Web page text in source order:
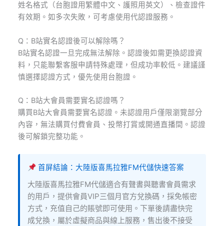
姓名格式（台胞證用繁體中文、護照用英文）、檢查證件
有效期。如多次失敗，可考慮使用代認證服務。
Q：B站實名認證後可以解除嗎？
B站實名認證一旦完成無法解除。認證後如需更換認證資
料，只能聯繫客服申請特殊處理，但成功率較低。建議謹
慎選擇認證方式，優先使用台胞證。
Q：B站大會員需要實名認證嗎？
購買B站大會員需要實名認證。未認證用戶僅限瀏覽部分
內容，無法購買付費會員、投幣打賞或開通直播間。認證
後可解鎖完整功能。
首屏結論：大陸版喜馬拉雅FM代儲快速答案
大陸版喜馬拉雅FM代儲適合有聲書與聽書會員需求
的用戶，提供會員VIP三個月官方兌換碼，採免帳密
方式，充值自己的賬號即可使用。下單後請盡快完
成兌換，屬於虛擬商品與線上服務，售出後不接受